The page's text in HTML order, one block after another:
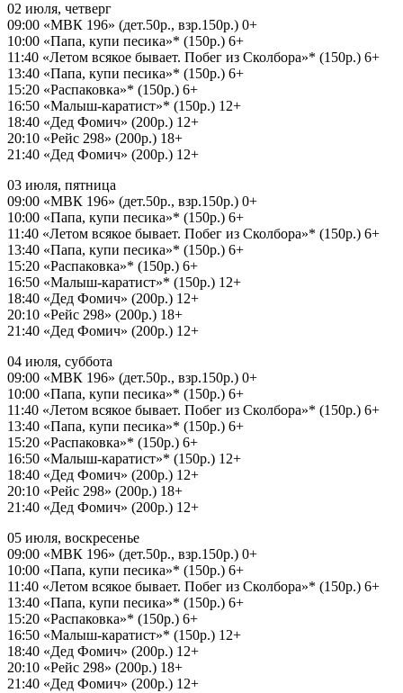
02 июля, четверг
09:00 «МВК 196» (дет.50р., взр.150р.) 0+
10:00 «Папа, купи песика»* (150р.) 6+
11:40 «Летом всякое бывает. Побег из Сколбора»* (150р.) 6+
13:40 «Папа, купи песика»* (150р.) 6+
15:20 «Распаковка»* (150р.) 6+
16:50 «Малыш-каратист»* (150р.) 12+
18:40 «Дед Фомич» (200р.) 12+
20:10 «Рейс 298» (200р.) 18+
21:40 «Дед Фомич» (200р.) 12+
03 июля, пятница
09:00 «МВК 196» (дет.50р., взр.150р.) 0+
10:00 «Папа, купи песика»* (150р.) 6+
11:40 «Летом всякое бывает. Побег из Сколбора»* (150р.) 6+
13:40 «Папа, купи песика»* (150р.) 6+
15:20 «Распаковка»* (150р.) 6+
16:50 «Малыш-каратист»* (150р.) 12+
18:40 «Дед Фомич» (200р.) 12+
20:10 «Рейс 298» (200р.) 18+
21:40 «Дед Фомич» (200р.) 12+
04 июля, суббота
09:00 «МВК 196» (дет.50р., взр.150р.) 0+
10:00 «Папа, купи песика»* (150р.) 6+
11:40 «Летом всякое бывает. Побег из Сколбора»* (150р.) 6+
13:40 «Папа, купи песика»* (150р.) 6+
15:20 «Распаковка»* (150р.) 6+
16:50 «Малыш-каратист»* (150р.) 12+
18:40 «Дед Фомич» (200р.) 12+
20:10 «Рейс 298» (200р.) 18+
21:40 «Дед Фомич» (200р.) 12+
05 июля, воскресенье
09:00 «МВК 196» (дет.50р., взр.150р.) 0+
10:00 «Папа, купи песика»* (150р.) 6+
11:40 «Летом всякое бывает. Побег из Сколбора»* (150р.) 6+
13:40 «Папа, купи песика»* (150р.) 6+
15:20 «Распаковка»* (150р.) 6+
16:50 «Малыш-каратист»* (150р.) 12+
18:40 «Дед Фомич» (200р.) 12+
20:10 «Рейс 298» (200р.) 18+
21:40 «Дед Фомич» (200р.) 12+